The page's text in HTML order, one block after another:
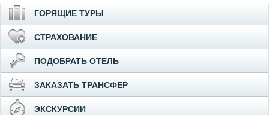
ГОРЯЩИЕ ТУРЫ
СТРАХОВАНИЕ
ПОДОБРАТЬ ОТЕЛЬ
ЗАКАЗАТЬ ТРАНСФЕР
ЭКСКУРСИИ